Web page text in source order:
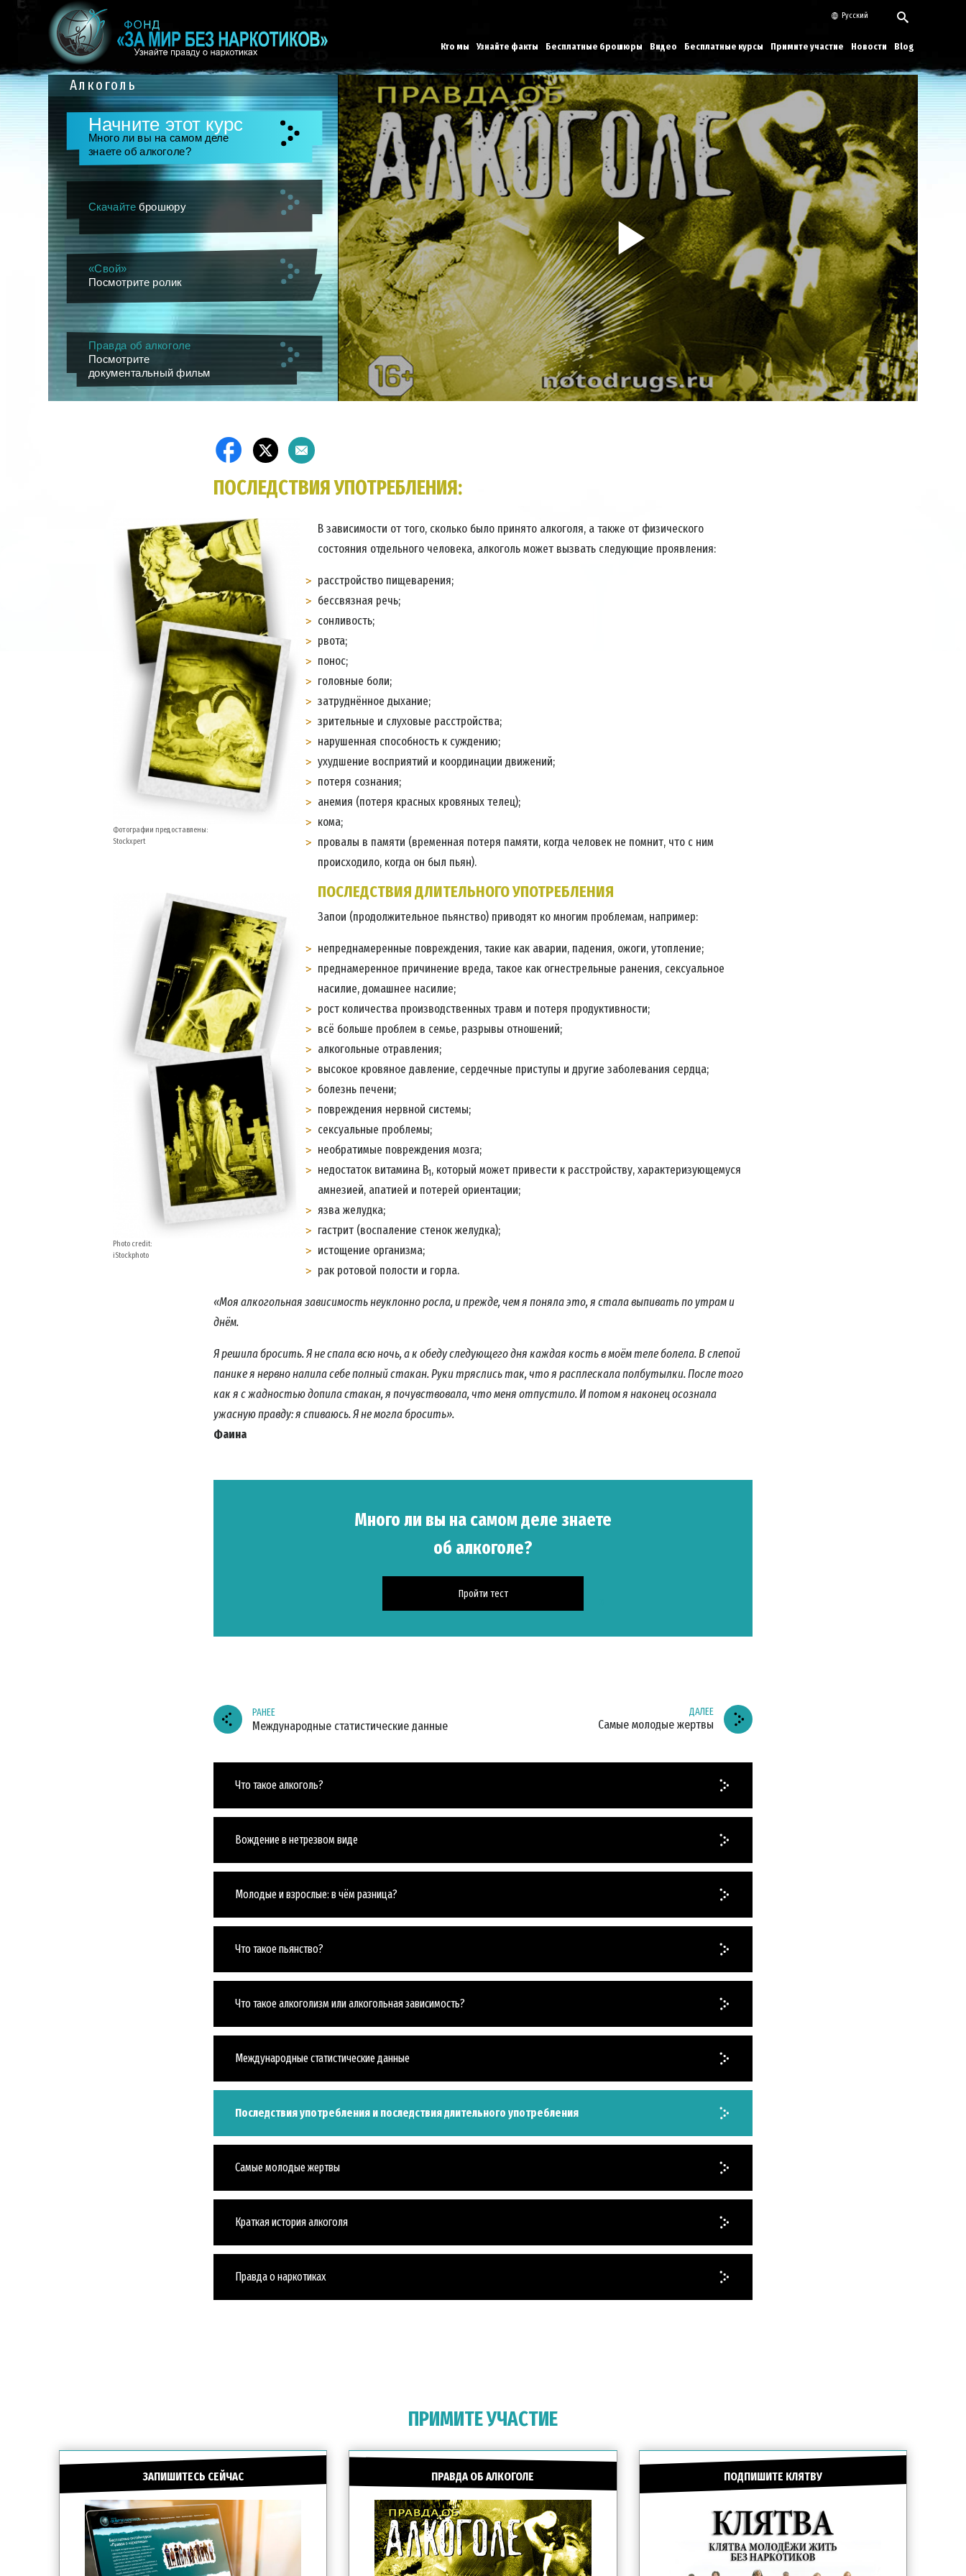
Русский
Кто мы Узнайте факты Бесплатные брошюры Видео Бесплатные курсы Примите участие Новости Blog
Play
Video
Алкоголь
Начните этот курс
Много ли вы на самом деле
знаете об алкоголе?
Скачайте брошюру
«Свой»
Посмотрите ролик
Правда об алкоголе
Посмотрите
документальный фильм
ПОСЛЕДСТВИЯ УПОТРЕБЛЕНИЯ:
Фотографии предоставлены:
Stockxpert
Photo credit:
iStockphoto
В зависимости от того, сколько было принято алкоголя, а также от физического
состояния отдельного человека, алкоголь может вызвать следующие проявления:
расстройство пищеварения;
бессвязная речь;
сонливость;
рвота;
понос;
головные боли;
затруднённое дыхание;
зрительные и слуховые расстройства;
нарушенная способность к суждению;
ухудшение восприятий и координации движений;
потеря сознания;
анемия (потеря красных кровяных телец);
кома;
провалы в памяти (временная потеря памяти, когда человек не помнит, что с ним
происходило, когда он был пьян).
ПОСЛЕДСТВИЯ ДЛИТЕЛЬНОГО УПОТРЕБЛЕНИЯ
Запои (продолжительное пьянство) приводят ко многим проблемам, например:
непреднамеренные повреждения, такие как аварии, падения, ожоги, утопление;
преднамеренное причинение вреда, такое как огнестрельные ранения, сексуальное
насилие, домашнее насилие;
рост количества производственных травм и потеря продуктивности;
всё больше проблем в семье, разрывы отношений;
алкогольные отравления;
высокое кровяное давление, сердечные приступы и другие заболевания сердца;
болезнь печени;
повреждения нервной системы;
сексуальные проблемы;
необратимые повреждения мозга;
недостаток витамина B1, который может привести к расстройству, характеризующемуся
амнезией, апатией и потерей ориентации;
язва желудка;
гастрит (воспаление стенок желудка);
истощение организма;
рак ротовой полости и горла.
«Mоя алкогольная зависимость неуклонно росла, и прежде, чем я поняла это, я стала выпивать по утрам и
днём.
Я решила бросить. Я не спала всю ночь, а к обеду следующего дня каждая кость в моём теле болела. В слепой
панике я нервно налила себе полный стакан. Руки тряслись так, что я расплескала полбутылки. После того
как я с жадностью допила стакан, я почувствовала, что меня отпустило. И потом я наконец осознала
ужасную правду: я спиваюсь. Я не могла бросить».
Фаина
Много ли вы на самом деле знаете
об алкоголе?
Пройти тест
РАНЕЕ
Международные статистические данные
ДАЛЕЕ
Самые молодые жертвы
Что такое алкоголь?
Вождение в нетрезвом виде
Молодые и взрослые: в чём разница?
Что такое пьянство?
Что такое алкоголизм или алкогольная зависимость?
Международные статистические данные
Последствия употребления и последствия длительного употребления
Самые молодые жертвы
Краткая история алкоголя
Правда о наркотиках
ПРИМИТЕ УЧАСТИЕ
ЗАПИШИТЕСЬ СЕЙЧАС ПРАВДА ОБ АЛКОГОЛЕ ПОДПИШИТЕ КЛЯТВУ
ПОДПИШИТЕСЬ НА НОВОСТИ И УЗНАЙТЕ, КАК ВЫ МОЖЕТЕ ПОМОЧЬ